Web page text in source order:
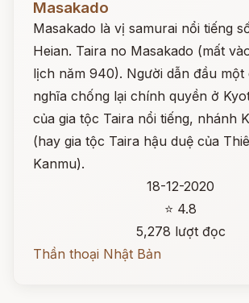
Masakado
Masakado là vị samurai nổi tiếng
Heian. Taira no Masakado (mất
lịch năm 940). Người dẫn đầu
nghĩa chống lại chính quyền ở
của gia tộc Taira nổi tiếng, nhánh
(hay gia tộc Taira hậu duệ của
Kanmu).
18-12-2020
⭐ 4.8
5,278 lượt đọc
Thần thoại Nhật Bản